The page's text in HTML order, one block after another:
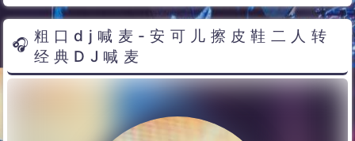
粗口dj喊麦-安可儿擦皮鞋二人转
经典DJ喊麦